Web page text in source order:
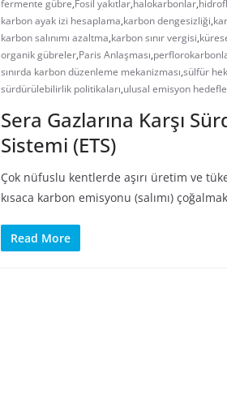
fermente gübre,Fosil yakıtlar,halokarbonlar,
karbon ayak izi hesaplama,karbon dengesizliği,
karbon salınımı azaltma,karbon sınır vergisi,
organik gübreler,Paris Anlaşması,
sınırda karbon düzenleme mekanizması,sülfür
sürdürülebilirlik politikaları,ulusal emisyon
Sera Gazlarına Karşı
Sistemi (ETS)
Çok nüfuslu kentlerde aşırı üretim ve
kısaca karbon emisyonu (salımı)
Read More